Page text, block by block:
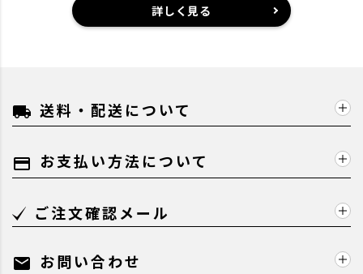
詳しく見る
local_shipping 送料・配送について
payment お支払い方法について
ご注文確認メール
mail お問い合わせ